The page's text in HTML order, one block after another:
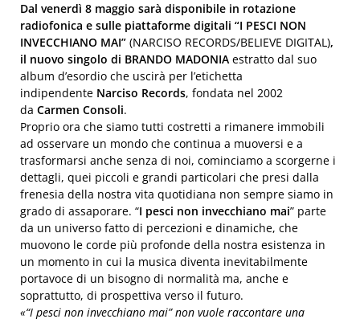
Dal venerdì 8 maggio sarà disponibile in rotazione
radiofonica e sulle piattaforme digitali “I PESCI NON
INVECCHIANO MAI” (NARCISO RECORDS/BELIEVE DIGITAL),
il nuovo singolo di BRANDO MADONIA estratto dal suo
album d’esordio che uscirà per l’etichetta
indipendente Narciso Records, fondata nel 2002
da Carmen Consoli.
Proprio ora che siamo tutti costretti a rimanere immobili
ad osservare un mondo che continua a muoversi e a
trasformarsi anche senza di noi, cominciamo a scorgerne i
dettagli, quei piccoli e grandi particolari che presi dalla
frenesia della nostra vita quotidiana non sempre siamo in
grado di assaporare. “I pesci non invecchiano mai” parte
da un universo fatto di percezioni e dinamiche, che
muovono le corde più profonde della nostra esistenza in
un momento in cui la musica diventa inevitabilmente
portavoce di un bisogno di normalità ma, anche e
soprattutto, di prospettiva verso il futuro.
«“I pesci non invecchiano mai” non vuole raccontare una